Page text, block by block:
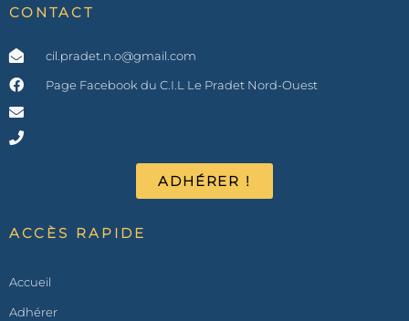
CONTACT
cil.pradet.n.o@gmail.com
Page Facebook du C.I.L Le Pradet Nord-Ouest
ADHÉRER !
ACCÈS RAPIDE
Accueil
Adhérer